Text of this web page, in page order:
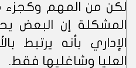
لكن من المهم
المشكلة إن البعض
الإداري بأنه يرتبط
العليا وشاغليها فقط.